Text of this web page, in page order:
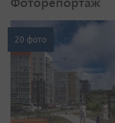
20 фото